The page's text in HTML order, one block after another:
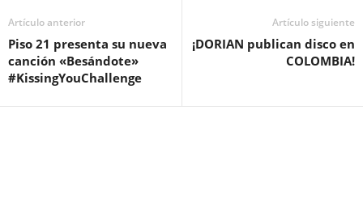
Artículo anterior
Piso 21 presenta su nueva
canción «Besándote»
#KissingYouChallenge
Artículo siguiente
¡DORIAN publican disco en
COLOMBIA!